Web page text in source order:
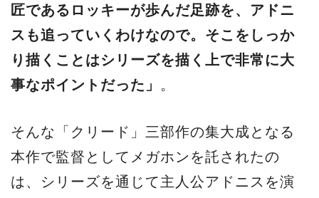
匠であるロッキーが歩んだ⾜跡を、アドニ
スも追っていくわけなので。そこをしっか
り描くことはシリーズを描く上で非常に⼤
事なポイントだった」 。
そんな「クリード」三部作の集⼤成となる
本作で監督としてメガホンを託されたの
は、シリーズを通じて主⼈公アドニスを演